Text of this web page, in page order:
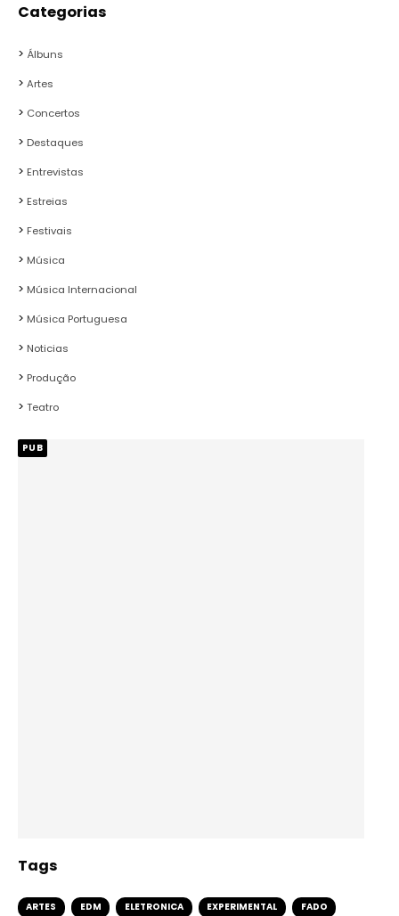
Categorias
Álbuns
Artes
Concertos
Destaques
Entrevistas
Estreias
Festivais
Música
Música Internacional
Música Portuguesa
Noticias
Produção
Teatro
PUB
Tags
ARTES EDM ELETRONICA EXPERIMENTAL FADO